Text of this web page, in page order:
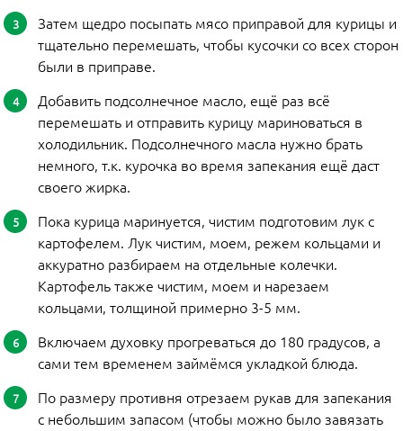
Затем щедро посыпать мясо приправой для курицы и
тщательно перемешать, чтобы кусочки со всех сторон
были в приправе.
Добавить подсолнечное масло, ещё раз всё
перемешать и отправить курицу мариноваться в
холодильник. Подсолнечного масла нужно брать
немного, т.к. курочка во время запекания ещё даст
своего жирка.
Пока курица маринуется, чистим подготовим лук с
картофелем. Лук чистим, моем, режем кольцами и
аккуратно разбираем на отдельные колечки.
Картофель также чистим, моем и нарезаем
кольцами, толщиной примерно 3-5 мм.
Включаем духовку прогреваться до 180 градусов, а
сами тем временем займёмся укладкой блюда.
По размеру противня отрезаем рукав для запекания
с небольшим запасом (чтобы можно было завязать